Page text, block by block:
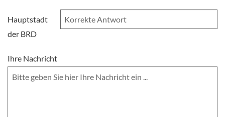
Hauptstadt
der BRD
Ihre Nachricht